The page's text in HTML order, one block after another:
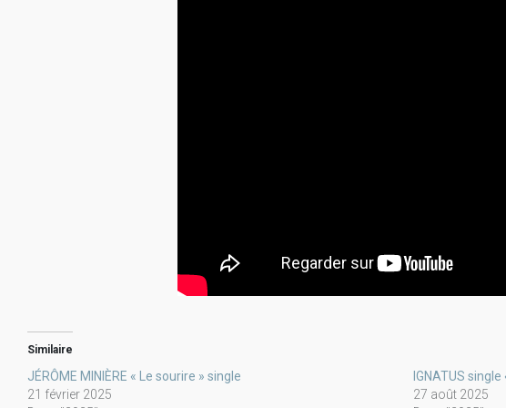
Similaire
JÉRÔME MINIÈRE « Le sourire » single
21 février 2025
IGNATUS
27 août 2025